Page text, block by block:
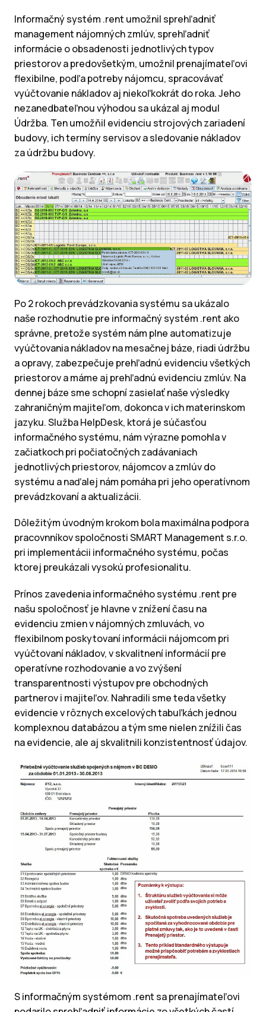
Informačný systém .rent umožnil sprehľadniť
management nájomných zmlúv, sprehľadniť
informácie o obsadenosti jednotlivých typov
priestorov a predovšetkým, umožnil prenajímateľovi
flexibilne, podľa potreby nájomcu, spracovávať
vyúčtovanie nákladov aj niekoľkokrát do roka. Jeho
nezanedbateľnou výhodou sa ukázal aj modul
Údržba. Ten umožňil evidenciu strojových zariadení
budovy, ich termíny servisov a sledovanie nákladov
za údržbu budovy.
Po 2 rokoch prevádzkovania systému sa ukázalo
naše rozhodnutie pre informačný systém .rent ako
správne, pretože systém nám plne automatizuje
vyúčtovania nákladov na mesačnej báze, riadi údržbu
a opravy, zabezpečuje prehľadnú evidenciu všetkých
priestorov a máme aj prehľadnú evidenciu zmlúv. Na
dennej báze sme schopní zasielať naše výsledky
zahraničným majiteľom, dokonca v ich materinskom
jazyku. Služba HelpDesk, ktorá je súčasťou
informačného systému, nám výrazne pomohla v
začiatkoch pri počiatočných zadávaniach
jednotlivých priestorov, nájomcov a zmlúv do
systému a naďalej nám pomáha pri jeho operatívnom
prevádzkovaní a aktualizácii.
Dôležitým úvodným krokom bola maximálna podpora
pracovnníkov spoločnosti SMART Management s.r.o.
pri implementácii informačného systému, počas
ktorej preukázali vysokú profesionalitu.
Prínos zavedenia informačného systému .rent pre
našu spoločnosť je hlavne v znížení času na
evidenciu zmien v nájomných zmluvách, vo
flexibilnom poskytovaní informácii nájomcom pri
vyúčtovaní nákladov, v skvalitnení informácií pre
operatívne rozhodovanie a vo zvýšení
transparentnosti výstupov pre obchodných
partnerov i majiteľov. Nahradili sme teda všetky
evidencie v rôznych excelových tabuľkách jednou
komplexnou databázou a tým sme nielen znížili čas
na evidencie, ale aj skvalitnili konzistentnosť údajov.
S informačným systémom .rent sa prenajímateľovi